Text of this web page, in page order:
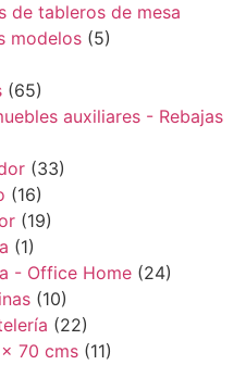
de tableros de mesa
modelos (5)
(65)
auxiliares - Rebajas
(33)
(16)
(19)
(1)
- Office Home (24)
(10)
(22)
70 cms (11)